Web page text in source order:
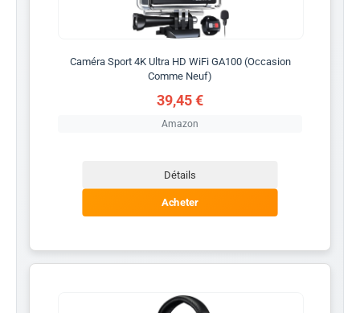
Caméra Sport 4K Ultra HD WiFi GA100 (Occasion
Comme Neuf)
39,45 €
Amazon
Détails
Acheter